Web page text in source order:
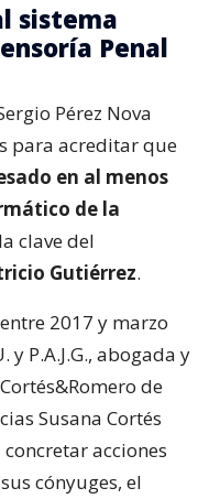
sistema
Penal
Pérez Nova
para acreditar que
en al menos
de la
clave del
Gutiérrez.
2017 y marzo
y P.A.J.G., abogada y
de
Susana Cortés
acciones
cónyuges, el